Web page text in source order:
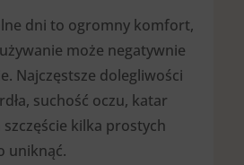
dni to ogromny komfort,
może negatywnie
Najczęstsze dolegliwości
suchość oczu, katar
kilka prostych
uniknąć.